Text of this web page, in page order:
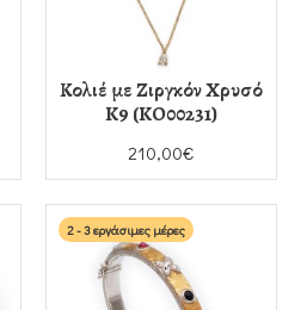
Κολιέ με Ζιργκόν Χρυσό
K9 (KO00231)
210,00€
2 - 3 εργάσιμες μέρες